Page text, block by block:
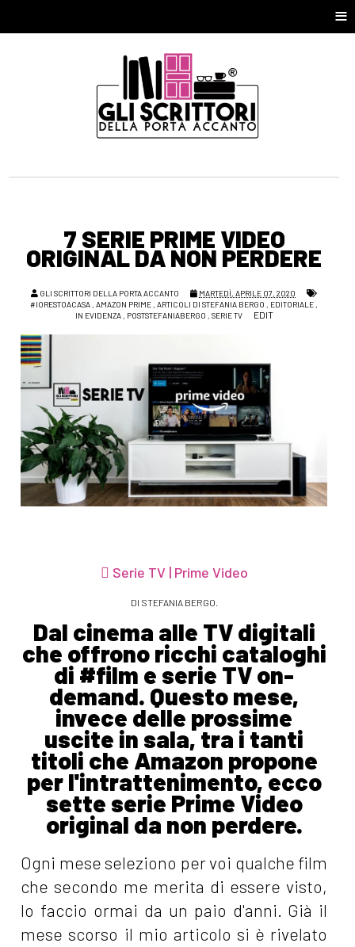
≡
7 SERIE PRIME VIDEO
ORIGINAL DA NON PERDERE
GLI SCRITTORI DELLA PORTA ACCANTO
MARTEDÌ, APRILE 07, 2020
#IORESTOACASA ,AMAZON PRIME ,ARTICOLI DI STEFANIA BERGO , EDITORIALE ,
IN EVIDENZA, POSTSTEFANIABERGO , SERIE TV EDIT
Serie TV | Prime Video
DI STEFANIA BERGO.
Dal cinema alle TV digitali
che offrono ricchi cataloghi
di #film e serie TV on-
demand. Questo mese,
invece delle prossime
uscite in sala, tra i tanti
titoli che Amazon propone
per l'intrattenimento, ecco
sette serie Prime Video
original da non perdere.
Ogni mese seleziono per voi qualche film
che secondo me merita di essere visto,
lo faccio ormai da un paio d'anni. Già il
mese scorso il mio articolo si è rivelato